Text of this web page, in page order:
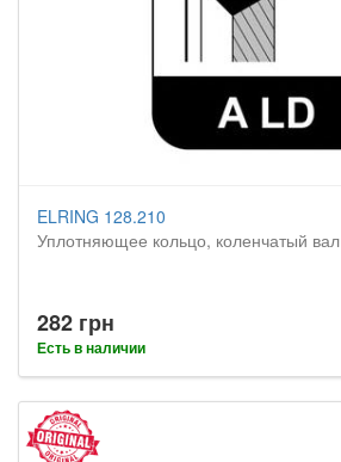
ELRING 128.210
Уплотняющее кольцо, коленчатый вал
282 грн
Есть в наличии